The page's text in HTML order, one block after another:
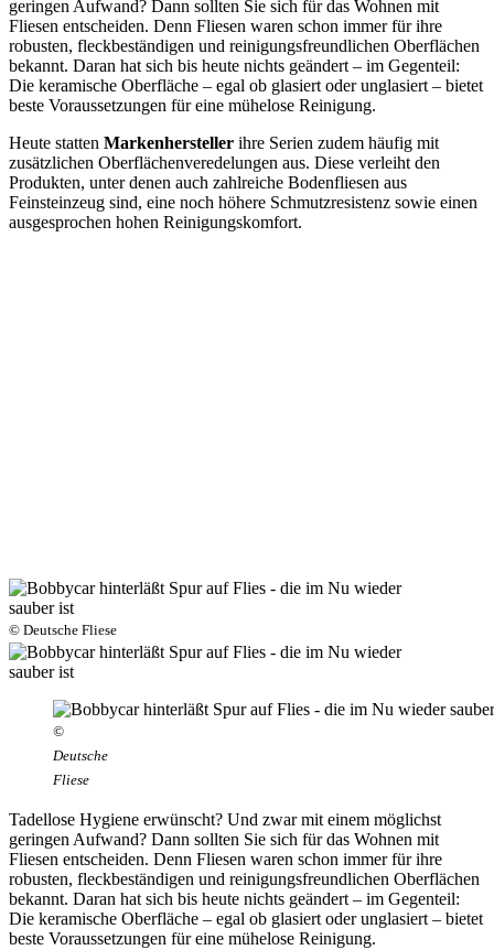
geringen Aufwand? Dann sollten Sie sich für das Wohnen mit
Fliesen entscheiden. Denn Fliesen waren schon immer für ihre
robusten, fleckbeständigen und reinigungsfreundlichen Oberflächen
bekannt. Daran hat sich bis heute nichts geändert – im Gegenteil:
Die keramische Oberfläche – egal ob glasiert oder unglasiert – bietet
beste Voraussetzungen für eine mühelose Reinigung.
Heute statten Markenhersteller ihre Serien zudem häufig mit
zusätzlichen Oberflächenveredelungen aus. Diese verleiht den
Produkten, unter denen auch zahlreiche Bodenfliesen aus
Feinsteinzeug sind, eine noch höhere Schmutzresistenz sowie einen
ausgesprochen hohen Reinigungskomfort.
© Deutsche Fliese
©
Deutsche
Fliese
Tadellose Hygiene erwünscht? Und zwar mit einem möglichst
geringen Aufwand? Dann sollten Sie sich für das Wohnen mit
Fliesen entscheiden. Denn Fliesen waren schon immer für ihre
robusten, fleckbeständigen und reinigungsfreundlichen Oberflächen
bekannt. Daran hat sich bis heute nichts geändert – im Gegenteil:
Die keramische Oberfläche – egal ob glasiert oder unglasiert – bietet
beste Voraussetzungen für eine mühelose Reinigung.